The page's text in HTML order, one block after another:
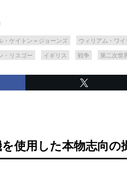
・ケイトン＝ジョーンズ ウィリアム・ワイ
・リスゴー イギリス 戦争 第二次世
使用した本物志向の